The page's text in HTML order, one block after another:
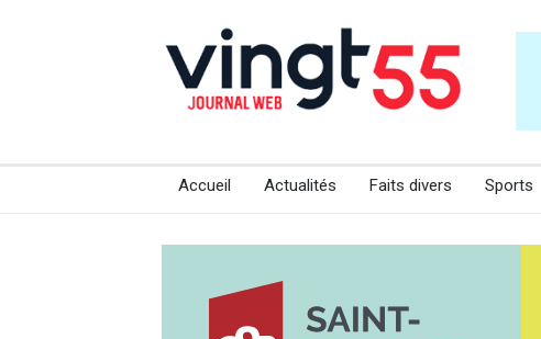
Accueil Actualités Faits divers Sports